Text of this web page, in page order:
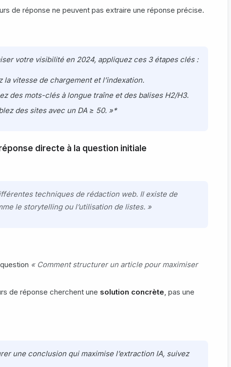
de réponse ne peuvent pas extraire une réponse précise.
votre visibilité en 2024, appliquez ces 3 étapes clés :
la vitesse de chargement et l’indexation.
des mots-clés à longue traîne et des balises H2/H3.
des sites avec un DA ≥ 50. »*
directe à la question initiale
techniques de rédaction web. Il existe de
le storytelling ou l’utilisation de listes. »
« Comment structurer un article pour maximiser
de réponse cherchent une solution concrète, pas une
une conclusion qui maximise l’extraction IA, suivez